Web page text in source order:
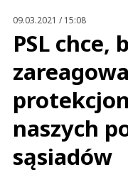
09.03.2021 / 15:08
PSL chce,
naszych
sąsiadów